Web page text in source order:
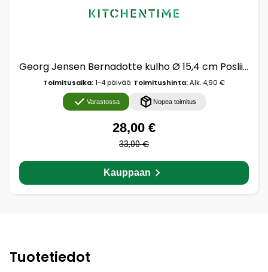
Georg Jensen Bernadotte kulho Ø 15,4 cm Posliini
Toimitusaika:1-4 päivää Toimitushinta:Alk. 4,90 €
Varastossa Nopea toimitus
28,00 €
33,00 €
Kauppaan
Tuotetiedot